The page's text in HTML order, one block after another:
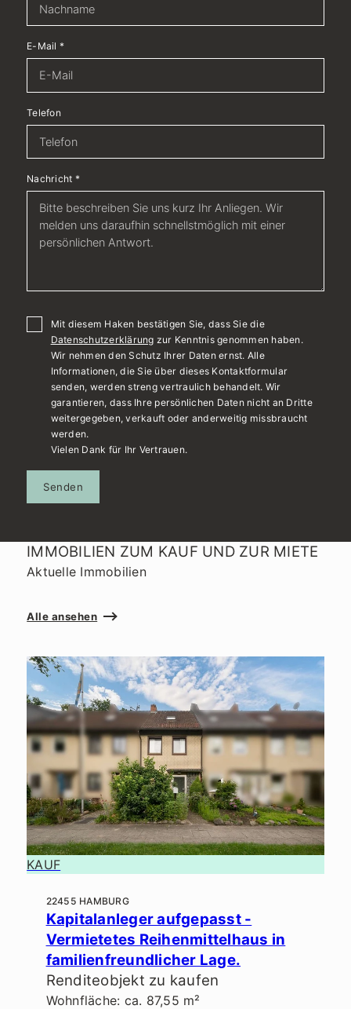
E-Mail *
Telefon
Nachricht *
Mit diesem Haken bestätigen Sie, dass Sie die
Datenschutzerklärung zur Kenntnis genommen haben.
Wir nehmen den Schutz Ihrer Daten ernst. Alle
Informationen, die Sie über dieses Kontaktformular
senden, werden streng vertraulich behandelt. Wir
garantieren, dass Ihre persönlichen Daten nicht an Dritte
weitergegeben, verkauft oder anderweitig missbraucht
werden.
Vielen Dank für Ihr Vertrauen.
Senden
IMMOBILIEN ZUM KAUF UND ZUR MIETE
Aktuelle Immobilien
Alle ansehen
KAUF
22455 HAMBURG
Kapitalanleger aufgepasst -
Vermietetes Reihenmittelhaus in
familienfreundlicher Lage.
Renditeobjekt zu kaufen
Wohnfläche: ca. 87,55 m²